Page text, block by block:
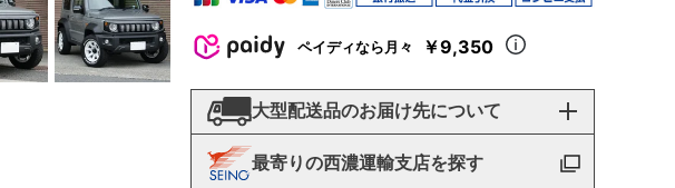
ペイディなら月々 ￥9,350
大型配送品のお届け先について
最寄りの西濃運輸支店を探す